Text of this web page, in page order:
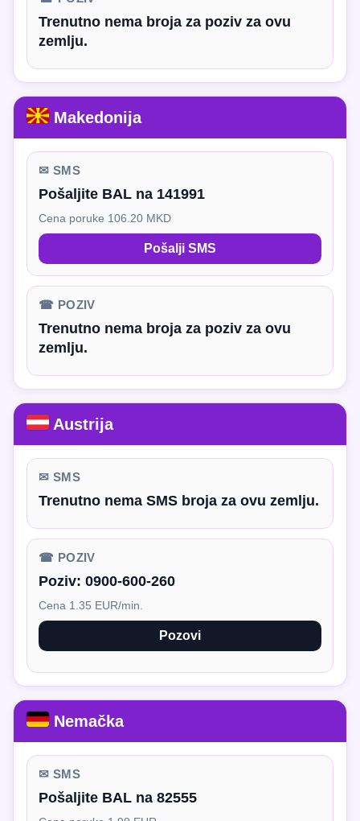
Trenutno nema broja za poziv za ovu
zemlju.
Makedonija
✉ SMS
Pošaljite BAL na 141991
Cena poruke 106.20 MKD
Pošalji SMS
☎ POZIV
Trenutno nema broja za poziv za ovu
zemlju.
Austrija
✉ SMS
Trenutno nema SMS broja za ovu zemlju.
☎ POZIV
Poziv: 0900-600-260
Cena 1.35 EUR/min.
Pozovi
Nemačka
✉ SMS
Pošaljite BAL na 82555